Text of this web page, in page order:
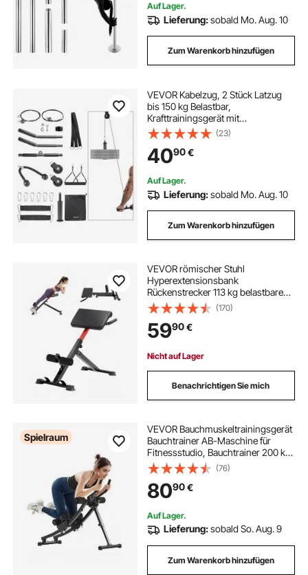
laufband 12km h
elektrische laufband laufbänder
laufband 100 laufband am schreibtisch
laufbänder klappbar
laufband für unter schreibtisch
Auf Lager.
Lieferung:sobald Mo. Aug. 10
Zum Warenkorb hinzufügen
VEVOR Kabelzug, 2 Stück Latzug
bis 150 kg Belastbar,
Krafttrainingsgerät mit
Latzugstange Seilzug, Übungen für
Arme Rücken Schultern, Pulley
System DIY Latzugturm für
Heimtrainer Fitnesscenter Zuhause
(23)
4090€
Auf Lager.
Lieferung:sobald Mo. Aug. 10
Zum Warenkorb hinzufügen
VEVOR römischer Stuhl
Hyperextensionsbank
Rückenstrecker 113 kg belastbare
und faltbare Extensionsmaschine,
Trainingsgerät für
Rückenmuskeltraining, Fitness-
Hantelbank für das Heim-
Fitnessstudio
(170)
5990€
Nicht auf Lager
Benachrichtigen Sie mich
Spielraum
VEVOR Bauchmuskeltrainingsgerät
Bauchtrainer AB-Maschine für
Fitnessstudio, Bauchtrainer 200 kg
Gewichtskapazität,
Bauchmuskeltrainer für
Krafttraining, klappbares
verstellbares Fitnessgerät
(76)
8090€
Auf Lager.
Lieferung:sobald So. Aug. 9
Zum Warenkorb hinzufügen